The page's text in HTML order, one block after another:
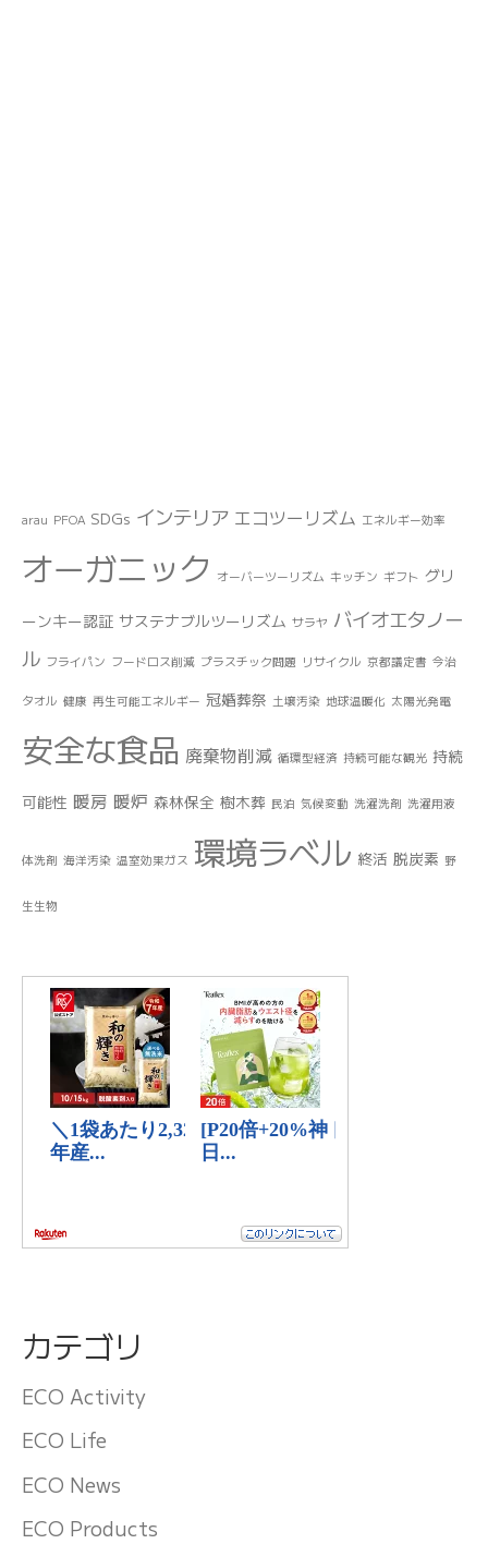
arau PFOA SDGs インテリア エコツーリズム エネルギー効率
オーガニック オーバーツーリズム キッチン ギフト グリ
ーンキー認証 サステナブルツーリズム サラヤ バイオエタノー
ル フライパン フードロス削減 プラスチック問題 リサイクル 京都議定書 今治
タオル 健康 再生可能エネルギー 冠婚葬祭 土壌汚染 地球温暖化 太陽光発電
安全な食品 廃棄物削減 循環型経済 持続可能な観光 持続
可能性 暖房 暖炉 森林保全 樹木葬 民泊 気候変動 洗濯洗剤 洗濯用液
体洗剤 海洋汚染 温室効果ガス 環境ラベル 終活 脱炭素 野
生生物
カテゴリ
ECO Activity
ECO Life
ECO News
ECO Products